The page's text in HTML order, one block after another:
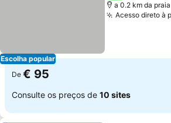
Escolha popular
a 0.2 km da praia
Acesso direto à
De € 95
Consulte os preços de 10 sites